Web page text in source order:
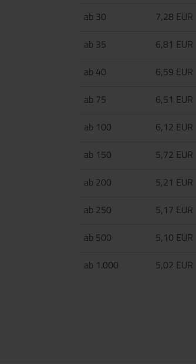
ab 30
7,28 EUR
ab 35
6,81 EUR
ab 40
6,59 EUR
ab 75
6,51 EUR
ab 100
6,12 EUR
ab 150
5,72 EUR
ab 200
5,21 EUR
ab 250
5,17 EUR
ab 500
5,10 EUR
ab 1.000
5,02 EUR